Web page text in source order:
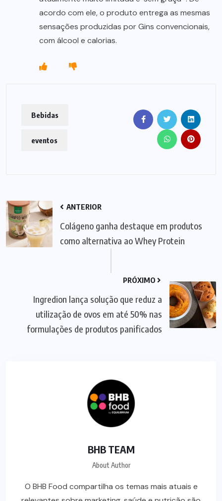
acordo com ele, o produto entrega as mesmas
sensações produzidas por Gins convencionais,
com álcool e calorias.
Bebidas
eventos
ANTERIOR
Colágeno ganha destaque em produtos
como alternativa ao Whey Protein
PRÓXIMO
Ingredion lança solução que reduz a
utilização de ovos em até 50% nas
formulações de produtos panificados
BHB TEAM
About Author
O BHB Food compartilha os temas mais atuais e